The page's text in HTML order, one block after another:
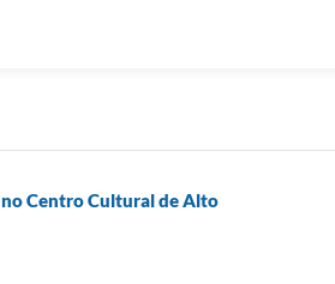
Centro Cultural de Alto